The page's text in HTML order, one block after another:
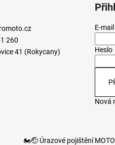
260
41 (Rokycany)
E-mail
Heslo
Nová
🏍️🤕 Úrazové pojištění